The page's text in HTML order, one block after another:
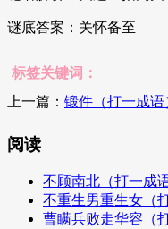
谜底答案：关怀备至
标签关键词：
上一篇： 锻件（打一成语
阅读
不顾南北（打一成
不重生男重生女（
曹瞒兵败走华容（